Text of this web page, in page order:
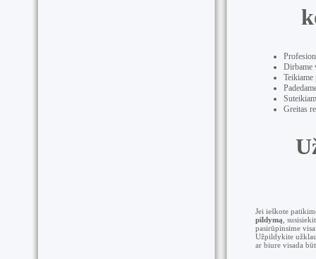
Dirbame
Teikiame
Greitas
Jei ieškote
pildymą ,
pasirūpinsime
Užpildykite
ar biure visada